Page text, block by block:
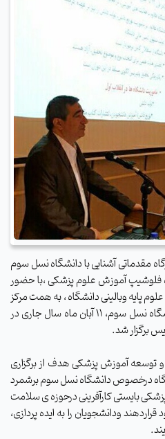
مقدماتی آشنایی با دانشگاه نسل سوم
فلوشیپ آموزش علوم پزشکی ،با حضور
علوم پایه وبالینی دانشگاه ، به همت مرکز
مطالعات و با همکاری کارگروه دانشگاه نسل سوم، 11 آبان ماه سال جاری در
برگزار شد.
توسعه آموزش پزشکی هدف از برگزاری
درخصوص دانشگاه نسل سوم برشمرد
بایستی کارآفرینی درحوزه ی سلامت
ودانشجویان را به ایده پردازی،